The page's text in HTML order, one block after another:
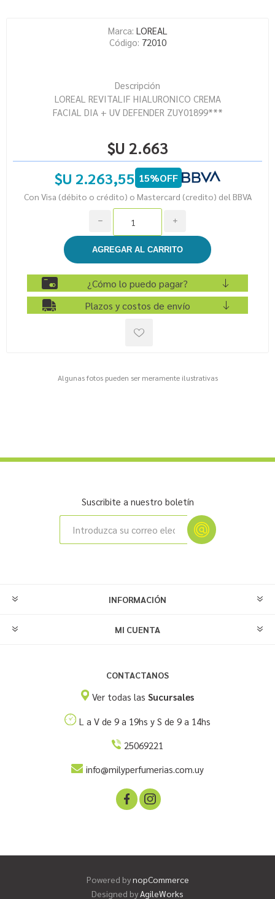
Marca: LOREAL
Código: 72010
Descripción
LOREAL REVITALIF HIALURONICO CREMA
FACIAL DIA + UV DEFENDER ZUY01899***
$U 2.663
$U 2.263,55 15%OFF
Con Visa (débito o crédito) o Mastercard (credito) del BBVA
i
h
¿Cómo lo puedo pagar?
Plazos y costos de envío
Algunas fotos pueden ser meramente ilustrativas
Suscribite a nuestro boletín
INFORMACIÓN
MI CUENTA
CONTACTANOS
Ver todas lasSucursales
L a V de 9 a 19hs y S de 9 a 14hs
25069221
info@milyperfumerias.com.uy
Powered bynopCommerce
Designed byAgileWorks